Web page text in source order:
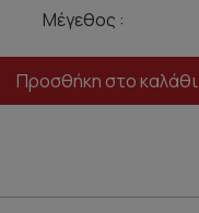
Μέγεθος :
Προσθήκη στο καλάθι